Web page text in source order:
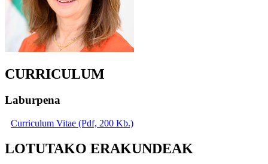
CURRICULUM
Laburpena
Curriculum Vitae (Pdf, 200 Kb.)
LOTUTAKO ERAKUNDEAK